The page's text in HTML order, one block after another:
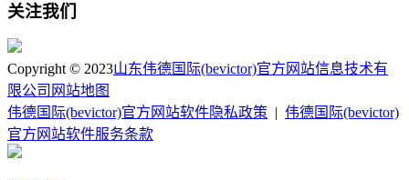
关注我们
Copyright © 2023山东伟德国际(bevictor)官方网站信息技术有
限公司 网站地图
伟德国际(bevictor)官方网站软件隐私政策
伟德国际(bevictor)
官方网站软件服务条款